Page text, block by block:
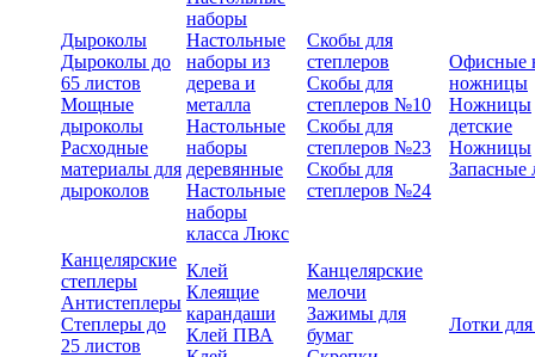
Дыроколы
Дыроколы до
65 листов
Мощные
дыроколы
Расходные
материалы для
дыроколов
наборы
Настольные
наборы из
дерева и
металла
Настольные
наборы
деревянные
Настольные
наборы
класса Люкс
Скобы для
степлеров
Скобы для
степлеров №10
Скобы для
степлеров №23
Скобы для
степлеров №24
Офисные
ножницы
Ножницы
детские
Ножницы
Запасные
Канцелярские
степлеры
Антистеплеры
Степлеры до
25 листов
Клей
Клеящие
карандаши
Клей ПВА
Канцелярские
мелочи
Зажимы для
бумаг
Лотки